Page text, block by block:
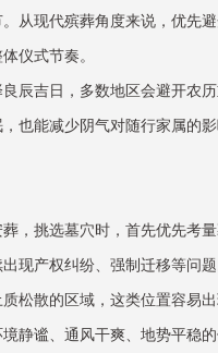
从现代殡葬角度来说，优先
仪式节奏。
辰吉日，多数地区会避开农
也能减少阴气对随行家属的
，挑选墓穴时，首先优先考
现产权纠纷、强制迁移等问题
松散的区域，这类位置容易
静谧、通风干爽、地势平稳